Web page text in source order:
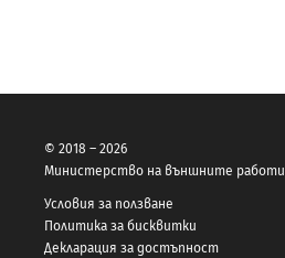
© 2018 – 2026
Министерство на външните работи
Условия за ползване
Политика за бисквитки
Декларация за достъпност